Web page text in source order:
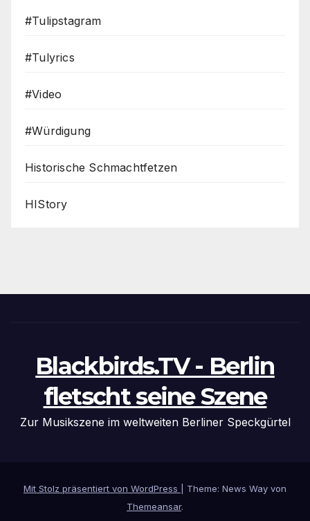
#Tulipstagram
#Tulyrics
#Video
#Würdigung
Historische Schmachtfetzen
HIStory
Blackbirds.TV - Berlin
fletscht seine Szene
Zur Musikszene im weltweiten Berliner Speckgürtel
Mit Stolz präsentiert von WordPress
Theme: News Way von
Themeansar.